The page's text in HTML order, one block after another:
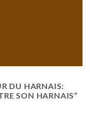
DU HARNAIS:
SON HARNAIS”